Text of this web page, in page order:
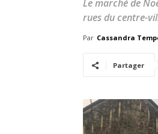
Le marché de
rues du centre-
Par Cassandra
Partager